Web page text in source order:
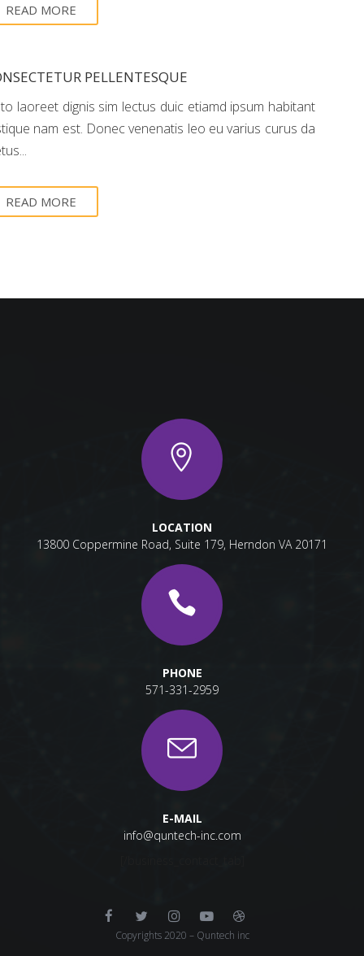
READ MORE
PELLENTESQUE
laoreet dignis sim lectus duic etiamd ipsum habitant
nam est. Donec venenatis leo eu varius curus da
READ MORE
LOCATION
13800 Coppermine Road, Suite 179, Herndon VA 20171
PHONE
571-331-2959
E-MAIL
info@quntech-inc.com
Copyrights 2020 – Quntech inc